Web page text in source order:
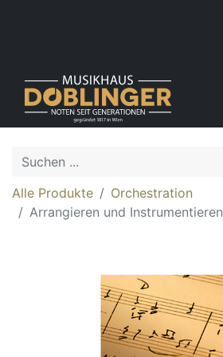
Alle Produkte
Orchestration
Arrangieren und Instrumentieren